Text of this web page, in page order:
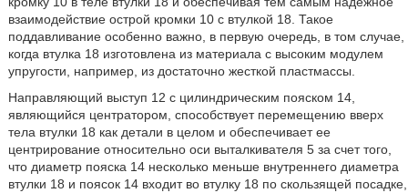
взаимодействие острой кромки 10 с втулкой 18. Такое
поддавливание особенно важно, в первую очередь, в том случае,
когда втулка 18 изготовлена из материала с высоким модулем
упругости, например, из достаточно жесткой пластмассы.
Направляющий выступ 12 с цилиндрическим пояском 14,
являющийся центратором, способствует перемещению вверх
тела втулки 18 как детали в целом и обеспечивает ее
центрирование относительно оси выталкивателя 5 за счет того,
что диаметр пояска 14 несколько меньше внутреннего диаметра
втулки 18 и поясок 14 входит во втулку 18 по скользящей посадке,